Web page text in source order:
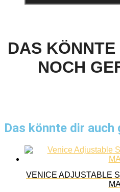
DAS
NOCH
Das könnte dir
VENICE ADJUSTABLE